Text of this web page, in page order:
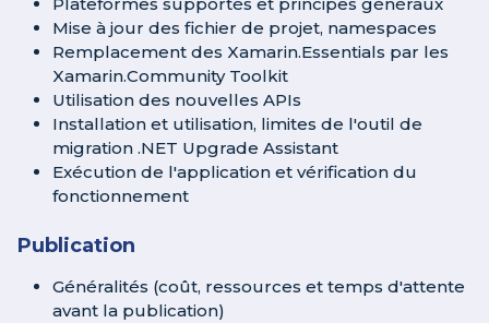
Mise à jour des fichier de projet, namespaces
Remplacement des Xamarin.Essentials par les
Xamarin.Community Toolkit
Utilisation des nouvelles APIs
Installation et utilisation, limites de l'outil de
migration .NET Upgrade Assistant
Exécution de l'application et vérification du
fonctionnement
Publication
Généralités (coût, ressources et temps d'attente
avant la publication)